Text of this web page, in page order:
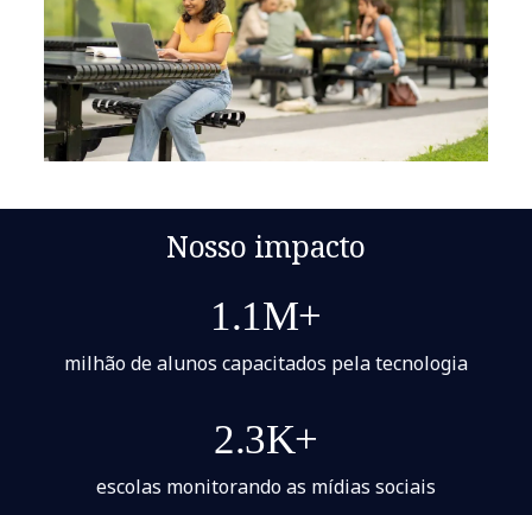
Nosso impacto
1.1M+
milhão de alunos capacitados pela tecnologia
2.3K+
escolas monitorando as mídias sociais